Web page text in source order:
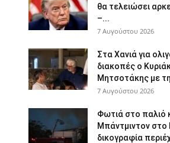
θα τελειώσει
–...
7 Αυγούστου 2026
Στα Χανιά για
διακοπές ο
Μητσοτάκης με
7 Αυγούστου 2026
Φωτιά στο παλιό
Μπάντμιντον στο
δικογραφία